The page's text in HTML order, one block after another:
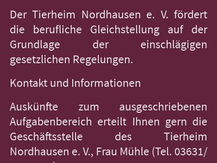
Der Tierheim Nordhausen e. V. fördert
die berufliche Gleichstellung auf der
Grundlage der einschlägigen
gesetzlichen Regelungen.
Kontakt und Informationen
Auskünfte zum ausgeschriebenen
Aufgabenbereich erteilt Ihnen gern die
Geschäftsstelle des Tierheim
Nordhausen e. V., Frau Mühle (Tel. 03631/